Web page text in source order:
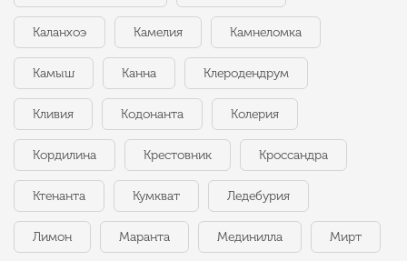
Каланхоэ Камелия Камнеломка
Камыш Канна Клеродендрум
Кливия Кодонанта Колерия
Кордилина Крестовник Кроссандра
Ктенанта Кумкват Ледебурия
Лимон Маранта Мединилла Мирт